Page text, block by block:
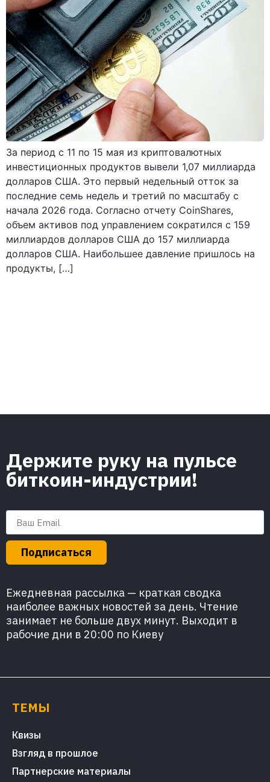
За период с 11 по 15 мая из криптовалютных
инвестиционных продуктов вывели 1,07 миллиарда
долларов США. Это первый недельный отток за
последние семь недель и третий по масштабу с
начала 2026 года. Согласно отчету CoinShares,
объем активов под управлением сократился с 159
миллиардов долларов США до 157 миллиарда
долларов США. Наибольшее давление пришлось на
продукты, […]
Держите руку на пульсе
биткоин-индустрии!
Подписаться
Ежедневная рассылка — краткая сводка
наиболее важных новостей за день. Чтение
занимает не больше двух минут. Выходит в
рабочие дни в 20:00 по Киеву
ТЕМЫ
Квизы
Взгляд в прошлое
Партнерские материалы